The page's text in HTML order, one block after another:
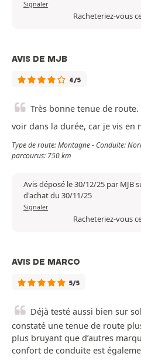
Signaler
Racheteriez-vous
AVIS DE MJB
4/5
Très bonne tenue de
voir dans la durée, car je vis en
Type de route: Montagne - Conduite:
parcourus: 750 km
Avis déposé le 30/12/25 par MJB
d'achat du 30/11/25
Signaler
Racheteriez-vous
AVIS DE MARCO
5/5
Déjà testé aussi bien sur
constaté une tenue de route
plus bruyant que d’autres
confort de conduite est